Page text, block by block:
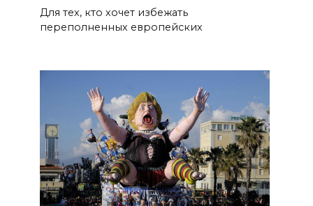
Для тех, кто хочет избежать
переполненных европейских